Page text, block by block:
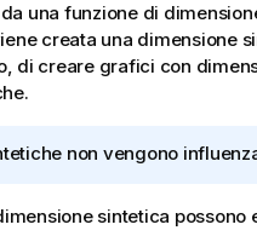
una funzione di
creata una dimensione
di creare grafici con
non vengono
sintetica possono